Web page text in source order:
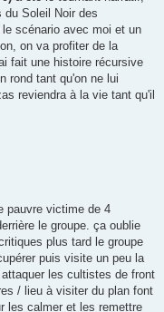
Soleil Noir des
scénario avec moi et un
on va profiter de la
fait une histoire récursive
rond tant qu'on ne lui
reviendra à la vie tant qu'il
pauvre victime de 4
le groupe. ça oublie
plus tard le groupe
puis visite un peu la
les cultistes de front
/ lieu à visiter du plan font
les calmer et les remettre